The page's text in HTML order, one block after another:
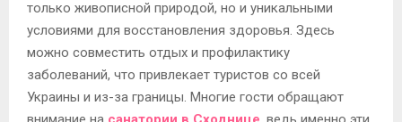
только живописной природой, но и уникальными
условиями для восстановления здоровья. Здесь
можно совместить отдых и профилактику
заболеваний, что привлекает туристов со всей
Украины и из-за границы. Многие гости обращают